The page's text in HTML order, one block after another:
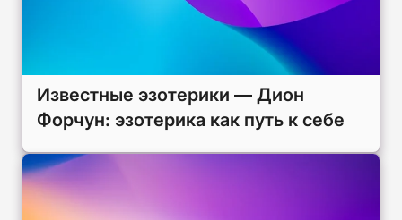
Известные эзотерики — Дион
Форчун: эзотерика как путь к себе